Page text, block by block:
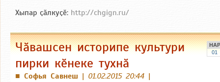
Хыпар ҫӑлкуҫӗ: http://chgign.ru/
НАР
01
Чӑвашсен историпе культури
пирки кӗнеке тухнӑ
■ Софья Савнеш | 01.02.2015 20:44 |